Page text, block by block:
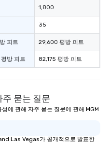
피트
방 피트
1,800
35
29,600 평방 피트
82,175 평방 피트
주 묻는 질문
에 관해 자주 묻는 질문에 관해 MGM
Las Vegas가 공개적으로 발표한